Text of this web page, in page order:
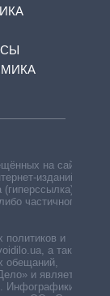
на сайте,
изданий —
частичного
политиков и
а также
обещаний,
и является